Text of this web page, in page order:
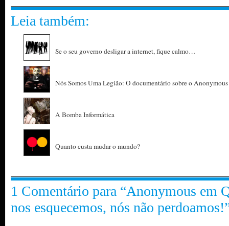
Leia também:
Se o seu governo desligar a internet, fique calmo…
Nós Somos Uma Legião: O documentário sobre o Anonymous
A Bomba Informática
Quanto custa mudar o mundo?
1 Comentário para “Anonymous em
nos esquecemos, nós não